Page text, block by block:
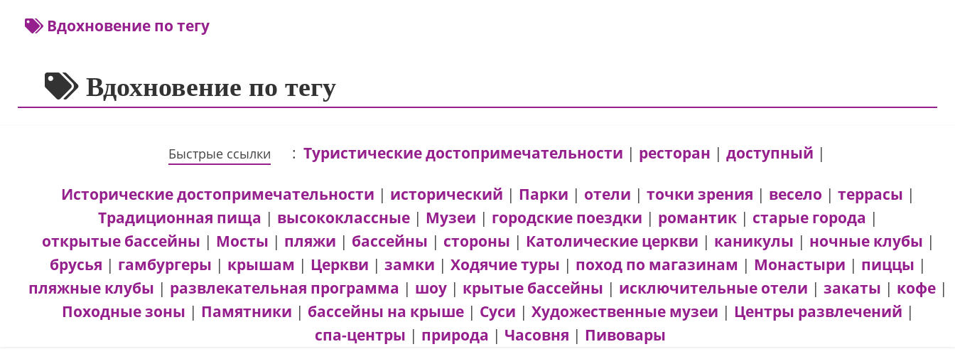
Вдохновение по тегу
Вдохновение по тегу
Быстрые ссылки : Туристические достопримечательности | ресторан | доступный |
Исторические достопримечательности | исторический | Парки | отели | точки зрения | весело | террасы |
Традиционная пища | высококлассные | Музеи | городские поездки | романтик | старые города |
открытые бассейны | Мосты | пляжи | бассейны | стороны | Католические церкви | каникулы | ночные клубы |
брусья | гамбургеры | крышам | Церкви | замки | Ходячие туры | поход по магазинам | Монастыри | пиццы |
пляжные клубы | развлекательная программа | шоу | крытые бассейны | исключительные отели | закаты | кофе |
Походные зоны | Памятники | бассейны на крыше | Суси | Художественные музеи | Центры развлечений |
спа-центры | природа | Часовня | Пивовары